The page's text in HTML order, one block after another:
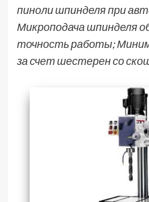
пиноли шпинделя при
Микроподача шпинделя
точность работы;
за счет шестерен со